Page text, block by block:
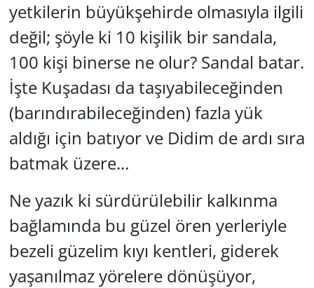
yetkilerin büyükşehirde olmasıyla ilgili
değil; şöyle ki 10 kişilik bir sandala,
100 kişi binerse ne olur? Sandal batar.
İşte Kuşadası da taşıyabileceğinden
(barındırabileceğinden) fazla yük
aldığı için batıyor ve Didim de ardı sıra
batmak üzere...
Ne yazık ki sürdürülebilir kalkınma
bağlamında bu güzel ören yerleriyle
bezeli güzelim kıyı kentleri, giderek
yaşanılmaz yörelere dönüşüyor,